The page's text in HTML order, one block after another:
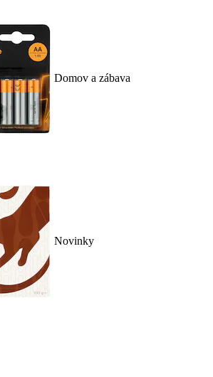
Domov a zábava
Novinky